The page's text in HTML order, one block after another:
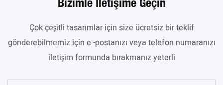
Çok çeşitli tasarımlar için size ücretsiz bir teklif
gönderebilmemiz için e -postanızı veya telefon numaranızı
iletişim formunda bırakmanız yeterli